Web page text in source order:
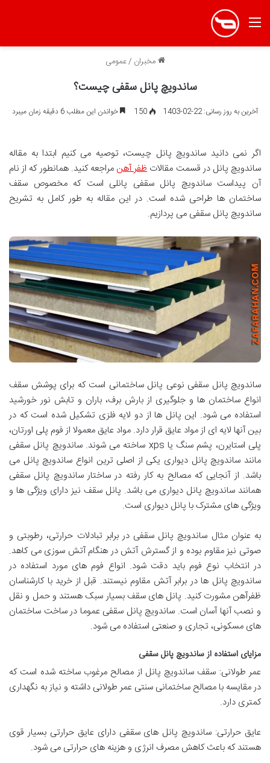
منو
مخبران /عمومی
ساندویچ پانل سقفی چیست؟
آخرین به روز رسانی: 22-02-1403 150 خواندن این مطلب 6 دقیقه زمان میبرد
اگر نمی دانید ساندویچ پانل چیست، توصیه می کنیم ابتدا به مقاله
ساندویچ پانل در قسمت مقالاتظفر آهن مراجعه کنید. همانطور که از نام
آن پیداست ساندویچ پانل سقفی پانلی است که مخصوص سقف
ساختمان ها طراحی شده است. در این مقاله به طور کامل به تشریح
ساندویچ پانل سقفی می پردازیم.
ساندویچ پانل سقفی نوعی پانل ساختمانی است که برای پوشش سقف
انواع ساختمان ها و جلوگیری از بارش برف، باران و تابش نور خورشید
استفاده می شود. این پانل ها از دو لایه فلزی تشکیل شده است که در
بین آنها لایه ای از مواد عایق قرار دارد. مواد عایق معمولا از فوم پلی اورتان،
پلی استایرن، پشم سنگ یا xps ساخته می شوند. ساندویچ پانل سقفی
مانند ساندویچ پانل دیواری یکی از اصلی ترین انواع ساندویچ پانل می
باشد. از آنجایی که مصالح به کار رفته در ساختار ساندویچ پانل سقفی
همانند ساندویچ پانل دیواری می باشد. پانل سقف نیز دارای ویژگی ها و
ویژگی های مشترک با پانل دیواری است.
به عنوان مثال ساندویچ پانل سقفی در برابر تبادلات حرارتی، رطوبتی و
صوتی نیز مقاوم بوده و از گسترش آتش در هنگام آتش سوزی می کاهد.
در انتخاب نوع فوم باید دقت شود. انواع فوم های مورد استفاده در
ساندویچ پانل ها در برابر آتش مقاوم نیستند. قبل از خرید با کارشناسان
ظفرآهن مشورت کنید. پانل های سقف بسیار سبک هستند و حمل و نقل
و نصب آنها آسان است. ساندویچ پانل سقفی عموما در ساخت ساختمان
های مسکونی، تجاری و صنعتی استفاده می شود.
مزایای استفاده از ساندویچ پانل سقفی
عمر طولانی: سقف ساندویچ پانل از مصالح مرغوب ساخته شده است که
در مقایسه با مصالح ساختمانی سنتی عمر طولانی داشته و نیاز به نگهداری
کمتری دارد.
عایق حرارتی: ساندویچ پانل های سقفی دارای عایق حرارتی بسیار قوی
هستند که باعث کاهش مصرف انرژی و هزینه های حرارتی می شود.